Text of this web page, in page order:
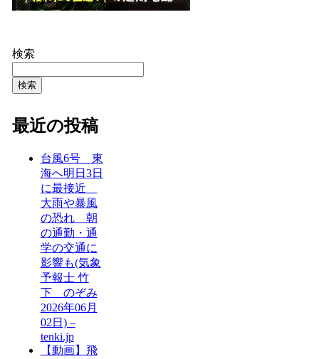
検索
検索
最近の投稿
台風6号 東
海へ明日3日
に最接近
大雨や暴風
の恐れ 朝
の通勤・通
学の交通に
影響も(気象
予報士 竹
下 のぞみ
2026年06月
02日) –
tenki.jp
【動画】飛